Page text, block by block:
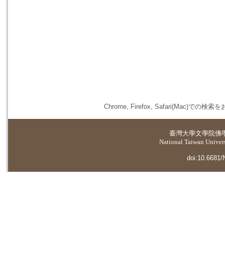
Chrome, Firefox, Safari(Mac)での検索を
臺灣大學文學院佛
National Taiwan
doi:10.6681/